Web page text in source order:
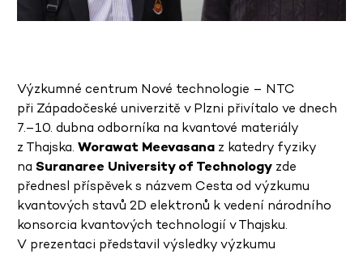
Výzkumné centrum Nové technologie – NTC
při Západočeské univerzitě v Plzni přivítalo ve dnech
7.–10. dubna odborníka na kvantové materiály
z Thajska. Worawat Meevasana z katedry fyziky
na Suranaree University of Technology zde
přednesl příspěvek s názvem Cesta od výzkumu
kvantových stavů 2D elektronů k vedení národního
konsorcia kvantových technologií v Thajsku.
V prezentaci představil výsledky výzkumu